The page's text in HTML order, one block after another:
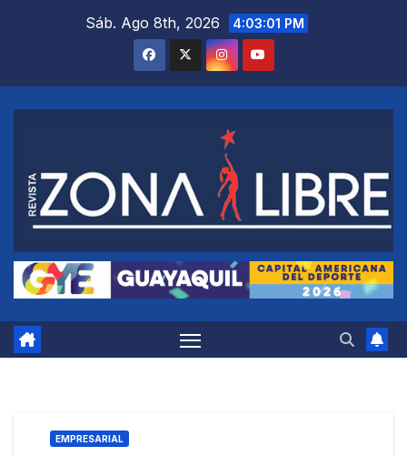
Sáb. Ago 8th, 2026 4:03:02 PM
EMPRESARIAL